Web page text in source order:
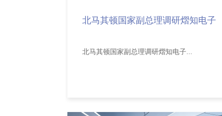
北马其顿国家副总理调研熠知电子
北马其顿国家副总理调研熠知电子...